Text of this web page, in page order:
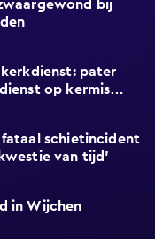
bij
pater
op kermis
schietincident
van tijd'
in Wijchen